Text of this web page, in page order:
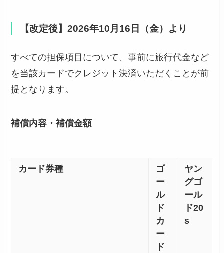
【改定後】2026年10月16日（金）より
すべての担保項目について、事前に旅行代金など
を当該カードでクレジット決済いただくことが前
提となります。
補償内容・補償金額
カード券種
ゴ
ー
ル
ド
カ
ー
ド
ヤン
グゴ
ール
ド20
s